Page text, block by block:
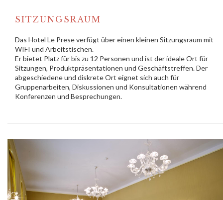
SITZUNGSRAUM
Das Hotel Le Prese verfügt über einen kleinen Sitzungsraum mit
WIFI und Arbeitstischen.
Er bietet Platz für bis zu 12 Personen und ist der ideale Ort für
Sitzungen, Produktpräsentationen und Geschäftstreffen. Der
abgeschiedene und diskrete Ort eignet sich auch für
Gruppenarbeiten, Diskussionen und Konsultationen während
Konferenzen und Besprechungen.